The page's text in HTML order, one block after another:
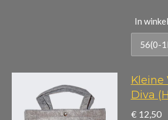
In
Kleine
Diva
€ 12,50